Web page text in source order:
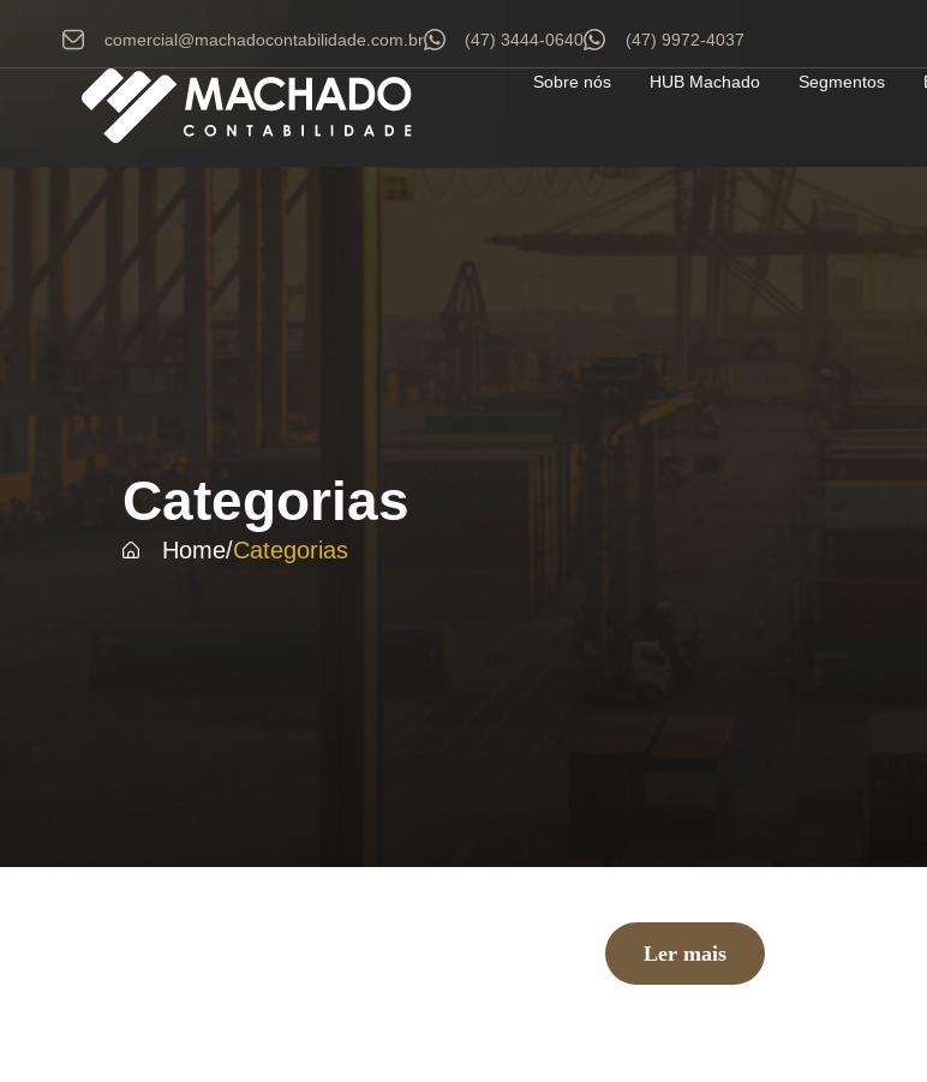
comercial@machadocontabilidade.com.br (47) 3444-0640 (47) 9972-4037
Sobre nós HUB Machado Segmentos
Categorias
Home/Categorias
Ler mais